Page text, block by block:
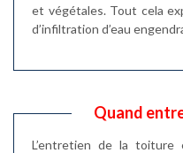
et végétales. Tout cela
d’infiltration d’eau
Quand
L’entretien de la